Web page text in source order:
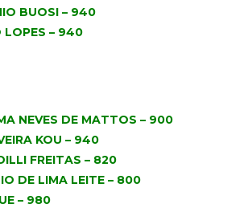
BUOSI – 940
LOPES – 940
NEVES DE MATTOS – 900
KOU – 940
FREITAS – 820
DE LIMA LEITE – 800
– 980